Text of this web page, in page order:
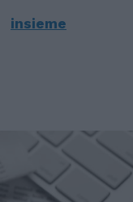
insieme